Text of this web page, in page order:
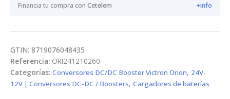
Financia tu compra con Cetelem +info
GTIN: 8719076048435
Referencia: ORI241210260
Categorías: Conversores DC/DC Booster Victron Orion, 24V-
12V | Conversores DC-DC / Boosters, Cargadores de baterías